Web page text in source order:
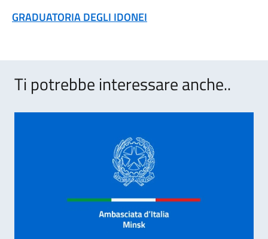
GRADUATORIA DEGLI IDONEI
Ti potrebbe interessare anche..